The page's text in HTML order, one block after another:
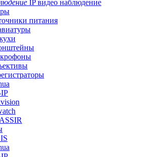
IP видео наблюдение
питания